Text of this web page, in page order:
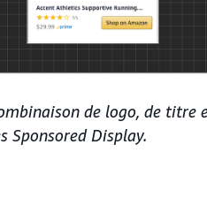
de logo, de titre
Sponsored Display.